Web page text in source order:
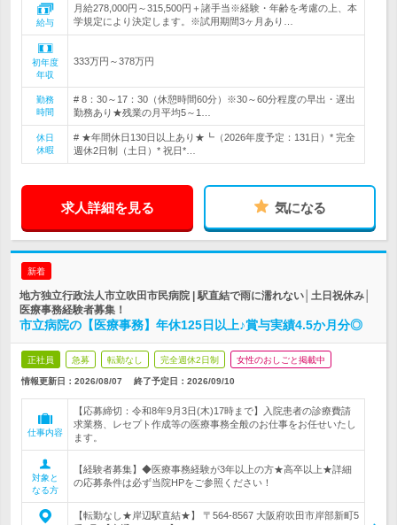
給与
月給278,000円～315,500円＋諸手当※経験・年齢を考慮の上、本
学規定により決定します。※試用期間3ヶ月あり…
初年度
年収
333万円～378万円
勤務
時間
# 8：30～17：30（休憩時間60分）※30～60分程度の早出・遅出
勤務あり★残業の月平均5～1…
休日
休暇
# ★年間休日130日以上あり★┗（2026年度予定：131日）* 完全
週休2日制（土日）* 祝日*…
求人詳細を見る 気になる
新着
地方独立行政法人市立吹田市民病院 | 駅直結で雨に濡れない│土日祝休み│
医療事務経験者募集！
市立病院の【医療事務】年休125日以上♪賞与実績4.5か月分◎
正社員 急募 転勤なし 完全週休2日制 女性のおしごと掲載中
情報更新日：2026/08/07 終了予定日： 2026/09/10
仕事内容
【応募締切：令和8年9月3日(木)17時まで】入院患者の診療費請
求業務、レセプト作成等の医療事務全般のお仕事をお任せいたし
ます。
対象と
なる方
【経験者募集】◆医療事務経験が3年以上の方★高卒以上★詳細
の応募条件は必ず当院HPをご参照ください！
【転勤なし★岸辺駅直結★】 〒564-8567 大阪府吹田市岸部新町5